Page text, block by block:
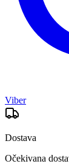
Viber
Dostava
Očekivana